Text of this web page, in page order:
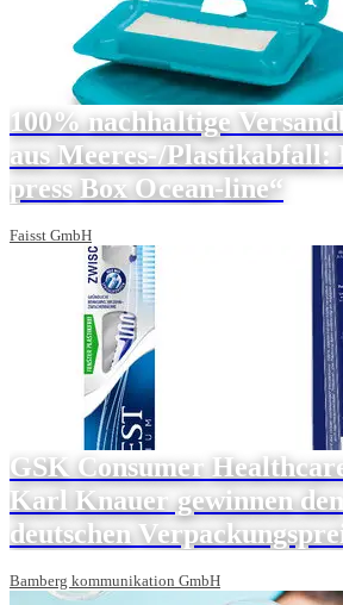
100% nachhaltige
aus Meeres-/Plastikabfall:
press Box Ocean-line“
Faisst GmbH
GSK Consumer
Karl Knauer gewinnen den
deutschen
Bamberg kommunikation GmbH